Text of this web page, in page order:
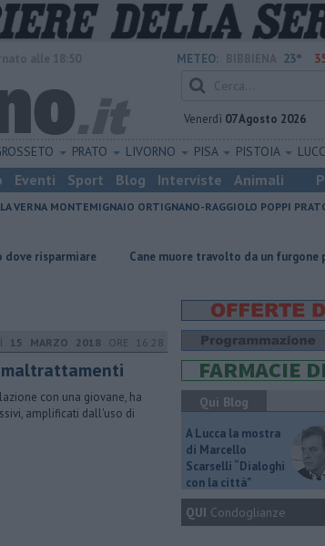
METEO: 23°
Venerdì 07 Agosto 2026
PRATO LIVORNO PISA PISTOIA
Eventi Sport Blog Interviste Animali
VERNA MONTEMIGNAIO ORTIGNANO-RAGGIOLO POPPI
Cane muore travolto da un furgone pirata
15 MARZO 2018 ORE 16:28
con una giovane, ha
amplificati dall'uso di
Qui Blog
A Lucca la mostra
di Marcello
Scarselli “Dialoghi
con la città"
QUI Condoglianze